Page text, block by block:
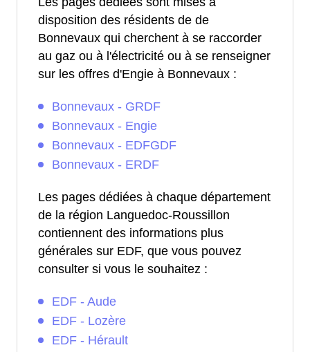
disposition des résidents de de
Bonnevaux qui cherchent à se raccorder
au gaz ou à l'électricité ou à se renseigner
sur les offres d'Engie à Bonnevaux :
Bonnevaux - GRDF
Bonnevaux - Engie
Bonnevaux - EDFGDF
Bonnevaux - ERDF
Les pages dédiées à chaque département
de la région Languedoc-Roussillon
contiennent des informations plus
générales sur EDF, que vous pouvez
consulter si vous le souhaitez :
EDF - Aude
EDF - Lozère
EDF - Hérault